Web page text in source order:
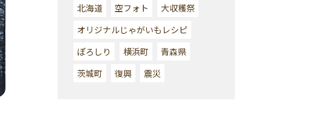
北海道 空フォト
大収穫祭
オリジナルじゃがいもレシピ
ぽろしり
横浜町
青森県
茨城町
復興 震災